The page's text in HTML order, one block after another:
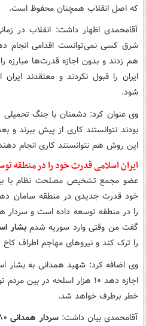
که اصل انقلاب همچنان محفوظ است.
آقامحمدی اظهار داشت: انقلاب در
شرق کسی نمی‌توانست اقدامی انجام
هم زدند و بدون اجازه قدرت‌ها مبارزه
ایران را قبول نکردند و معتقدند
شود.
وی عنوان کرد: دشمنان با جنگ تحمیلی
بودند نتوانستند کاری از پیش ببرند و
این روش هم نتوانستند کاری انجام
ایران اسلامی قدرت خود را در منطقه
عضو مجمع تشخیص مصلحت نظام با
خود قدرت جدیدی در منطقه سامان
را در منطقه توسعه داده است و سردار
گفت من وقتی وارد سوریه شدمبشار
را ترک کند و نیروهای مهاجم اطراف کاخ
وی اضافه کرد: شهید همدانی به بشار
اجازه دهد ۱۰ هزار اسلحه در
خطر برطرف خواهد شد.
آقامحمدی بیان داشت: سردار همدانی۸۰ هزار نیروی سوری را بسیج کرد و